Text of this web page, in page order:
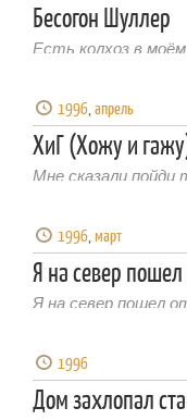
Бесогон Шуллер
Есть колхоз в
1996,апрель
ХиГ (Хожу и
Мне сказали пойди
1996,март
Я на север
Я на север пошел
1996
Дом захлопал